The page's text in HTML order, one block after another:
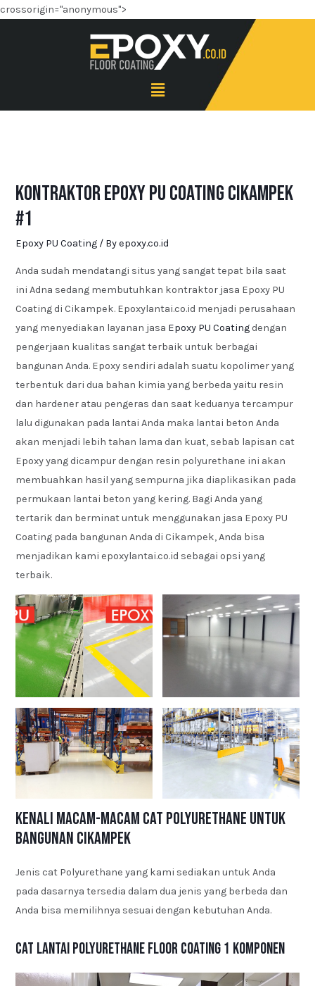
crossorigin="anonymous">
Kontraktor Epoxy PU Coating Cikampek
#1
Epoxy PU Coating / Byepoxy.co.id
Anda sudah mendatangi situs yang sangat tepat bila saat
ini Adna sedang membutuhkan kontraktor jasa Epoxy PU
Coating di Cikampek. Epoxylantai.co.id menjadi perusahaan
yang menyediakan layanan jasa Epoxy PU Coatingdengan
pengerjaan kualitas sangat terbaik untuk berbagai
bangunan Anda. Epoxy sendiri adalah suatu kopolimer yang
terbentuk dari dua bahan kimia yang berbeda yaitu resin
dan hardener atau pengeras dan saat keduanya tercampur
lalu digunakan pada lantai Anda maka lantai beton Anda
akan menjadi lebih tahan lama dan kuat, sebab lapisan cat
Epoxy yang dicampur dengan resin polyurethane ini akan
membuahkan hasil yang sempurna jika diaplikasikan pada
permukaan lantai beton yang kering. Bagi Anda yang
tertarik dan berminat untuk menggunakan jasa Epoxy PU
Coating pada bangunan Anda di Cikampek, Anda bisa
menjadikan kami epoxylantai.co.id sebagai opsi yang
terbaik.
Kenali Macam-macam Cat Polyurethane untuk
Bangunan Cikampek
Jenis cat Polyurethane yang kami sediakan untuk Anda
pada dasarnya tersedia dalam dua jenis yang berbeda dan
Anda bisa memilihnya sesuai dengan kebutuhan Anda.
Cat Lantai Polyurethane Floor Coating 1 Komponen